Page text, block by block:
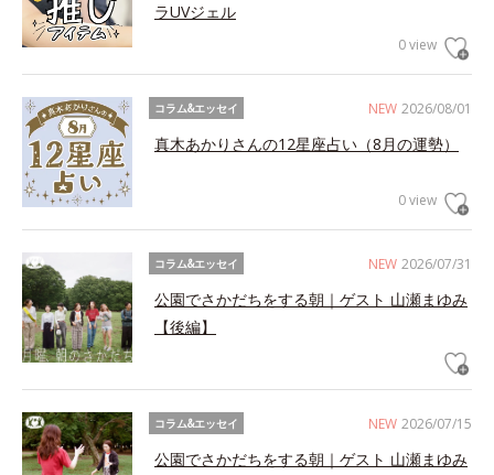
ラUVジェル
0 view
NEW 2026/08/01
コラム&エッセイ
真木あかりさんの12星座占い（8月の運勢）
0 view
NEW 2026/07/31
コラム&エッセイ
公園でさかだちをする朝｜ゲスト 山瀬まゆみ
【後編】
NEW 2026/07/15
コラム&エッセイ
公園でさかだちをする朝｜ゲスト 山瀬まゆみ